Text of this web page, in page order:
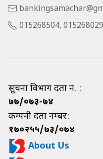
015268504, 015268029
सूचना विभाग दर्ता नं. :
७७/०७३-७४
कम्पनी दर्ता नम्बर:
१७०२५५/७३/०७४
About Us